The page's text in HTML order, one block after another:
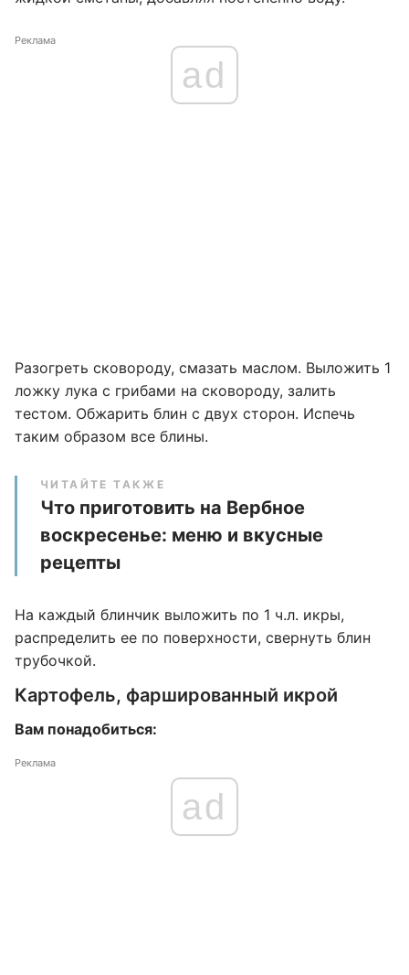
Реклама
ad
Разогреть сковороду, смазать маслом. Выложить 1
ложку лука с грибами на сковороду, залить
тестом. Обжарить блин с двух сторон. Испечь
таким образом все блины.
ЧИТАЙТЕ ТАКЖЕ
Что приготовить на Вербное
воскресенье: меню и вкусные
рецепты
На каждый блинчик выложить по 1 ч.л. икры,
распределить ее по поверхности, свернуть блин
трубочкой.
Картофель, фаршированный икрой
Вам понадобиться:
Реклама
ad